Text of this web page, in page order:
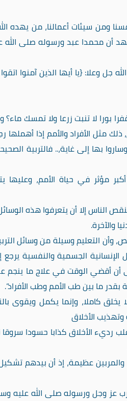
ومن سيئات أعمالنا، من يهده
أن محمدا عبد ورسوله صلى الله
جل وعلا: {يا أيها الذين آمنوا
بورا لا تنبت زرعا ولا تمسك
مثل الأفراد والأمم إذا أهملها
بها إلى غاية،.. فالتربية
مؤثر في حياة الأمم، وعليها
الناس إلا أن يتعرفوا هذه
والآخرة.
وأن التعليم وسيلة من وسائل
الإنسانية الجسمية والنفسية
أن أقضي الوقت في علاج ما ينجم
بقدر ما بين طب الأمم وطب الأفراد”.
يخلق كاملا، وإنما يكمل ويقوى
الأخلاق
رديء الأخلاق كذابا حسودا سروقا
والمربين عظيمة، إذ أن بيدهم
الرب عز وجل ورسوله صلى الله